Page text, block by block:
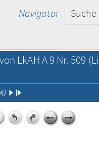
Navigator Suche
LkAH A 9 Nr. 509